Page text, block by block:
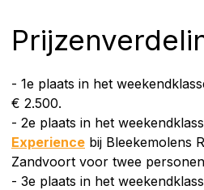
- 1e plaats in het
€ 2.500.
- 2e plaats in het
Experience bij Bleekemolens
Zandvoort voor twee
- 3e plaats in het